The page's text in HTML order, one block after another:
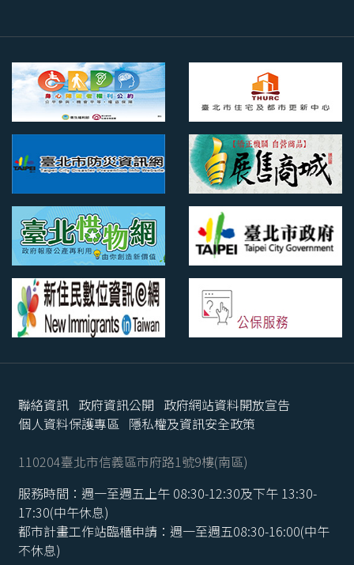
聯絡資訊 政府資訊公開 政府網站資料開放宣告
個人資料保護專區 隱私權及資訊安全政策
110204臺北市信義區市府路1號9樓(南區)
服務時間：週一至週五上午 08:30-12:30及下午 13:30-
17:30(中午休息)
都市計畫工作站臨櫃申請：週一至週五08:30-16:00(中午
不休息)